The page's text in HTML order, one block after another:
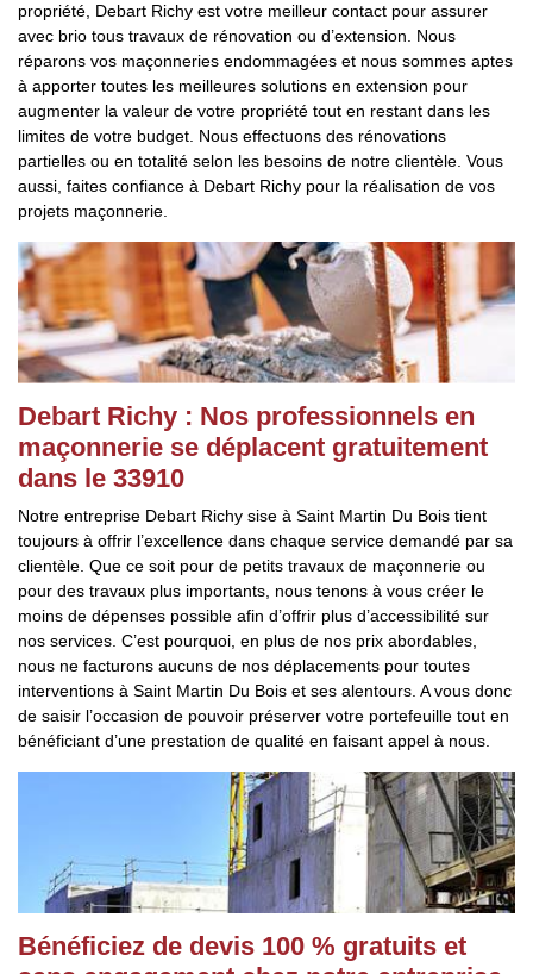
propriété, Debart Richy est votre meilleur contact pour assurer
avec brio tous travaux de rénovation ou d’extension. Nous
réparons vos maçonneries endommagées et nous sommes aptes
à apporter toutes les meilleures solutions en extension pour
augmenter la valeur de votre propriété tout en restant dans les
limites de votre budget. Nous effectuons des rénovations
partielles ou en totalité selon les besoins de notre clientèle. Vous
aussi, faites confiance à Debart Richy pour la réalisation de vos
projets maçonnerie.
Debart Richy : Nos professionnels en
maçonnerie se déplacent gratuitement
dans le 33910
Notre entreprise Debart Richy sise à Saint Martin Du Bois tient
toujours à offrir l’excellence dans chaque service demandé par sa
clientèle. Que ce soit pour de petits travaux de maçonnerie ou
pour des travaux plus importants, nous tenons à vous créer le
moins de dépenses possible afin d’offrir plus d’accessibilité sur
nos services. C’est pourquoi, en plus de nos prix abordables,
nous ne facturons aucuns de nos déplacements pour toutes
interventions à Saint Martin Du Bois et ses alentours. A vous donc
de saisir l’occasion de pouvoir préserver votre portefeuille tout en
bénéficiant d’une prestation de qualité en faisant appel à nous.
Bénéficiez de devis 100 % gratuits et